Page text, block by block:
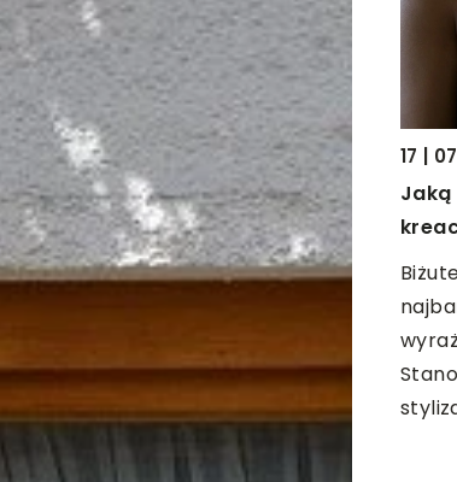
16 | 04 | 2019
Jak działa system CRM?
System CRM jest powszechnie
wykorzystywany w firmach i
przedsiębiorstwach do zarządzania
klientami – obecnymi […]
17 |